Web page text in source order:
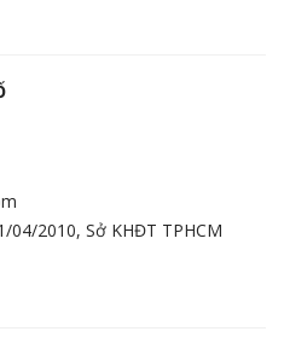
04/2010, Sở KHĐT TPHCM